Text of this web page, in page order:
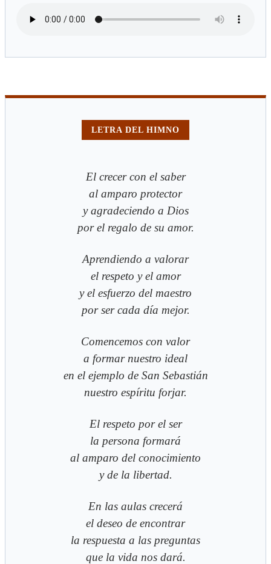
LETRA DEL HIMNO
El crecer con el saber
al amparo protector
y agradeciendo a Dios
por el regalo de su amor.
Aprendiendo a valorar
el respeto y el amor
y el esfuerzo del maestro
por ser cada día mejor.
Comencemos con valor
a formar nuestro ideal
en el ejemplo de San Sebastián
nuestro espíritu forjar.
El respeto por el ser
la persona formará
al amparo del conocimiento
y de la libertad.
En las aulas crecerá
el deseo de encontrar
la respuesta a las preguntas
que la vida nos dará.